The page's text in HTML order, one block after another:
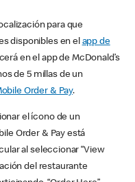
para que
disponibles en el app de
en el app de McDonald’s
de 5 millas de un
Order & Pay.
el ícono de un
Order & Pay está
al seleccionar “View
del restaurante